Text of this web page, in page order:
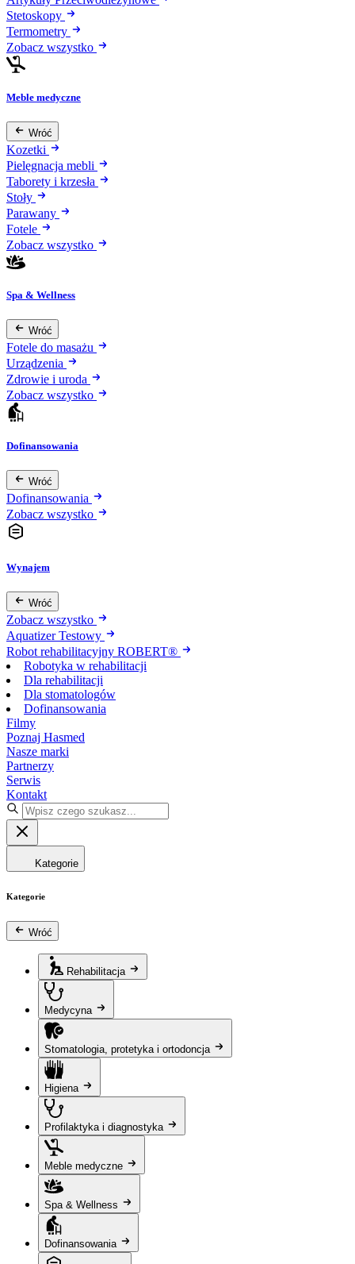
Stetoskopy
Termometry
Zobacz wszystko
Meble medyczne
Wróć
Kozetki
Pielęgnacja mebli
Taborety i krzesła
Stoły
Parawany
Fotele
Zobacz wszystko
Spa & Wellness
Wróć
Fotele do masażu
Urządzenia
Zdrowie i uroda
Zobacz wszystko
Dofinansowania
Wróć
Dofinansowania
Zobacz wszystko
Wynajem
Wróć
Zobacz wszystko
Aquatizer Testowy
Robot rehabilitacyjny ROBERT®
Robotyka w rehabilitacji
Dla rehabilitacji
Dla stomatologów
Dofinansowania
Filmy
Poznaj Hasmed
Nasze marki
Partnerzy
Serwis
Kontakt
Kategorie
Kategorie
Wróć
Rehabilitacja
Medycyna
Stomatologia, protetyka i ortodoncja
Higiena
Profilaktyka i diagnostyka
Meble medyczne
Spa & Wellness
Dofinansowania